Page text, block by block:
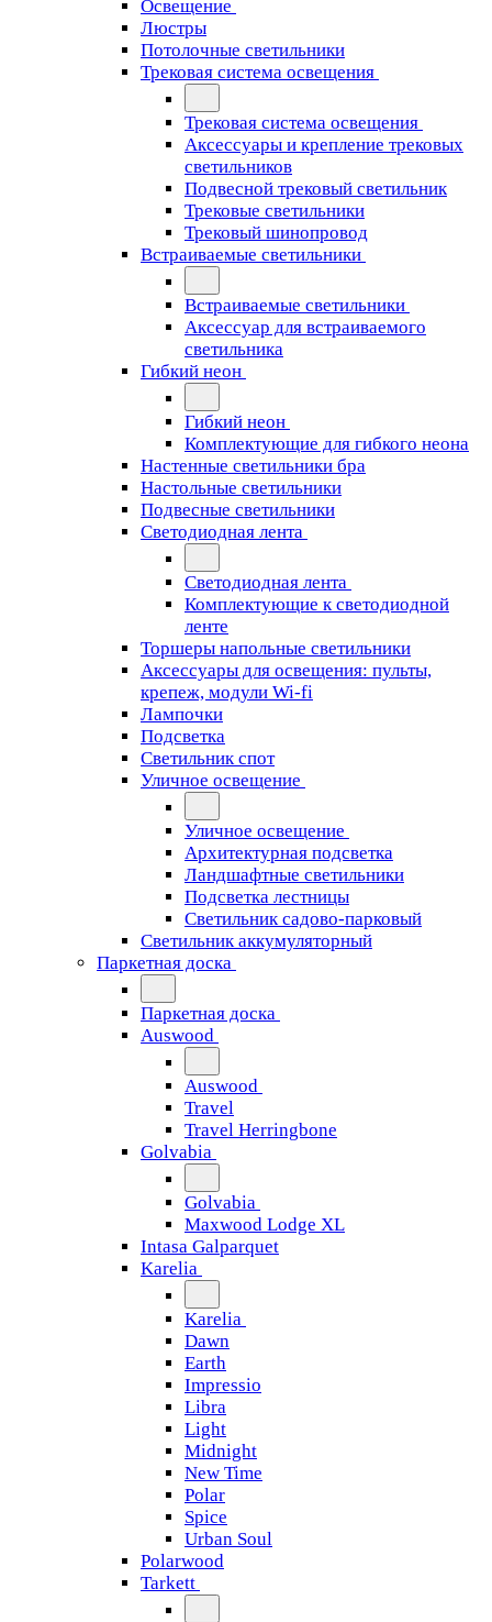
Освещение
Люстры
Потолочные светильники
Трековая система освещения
Трековая система освещения
Аксессуары и крепление трековых
светильников
Подвесной трековый светильник
Трековые светильники
Трековый шинопровод
Встраиваемые светильники
Встраиваемые светильники
Аксессуар для встраиваемого
светильника
Гибкий неон
Гибкий неон
Комплектующие для гибкого неона
Настенные светильники бра
Настольные светильники
Подвесные светильники
Светодиодная лента
Светодиодная лента
Комплектующие к светодиодной
ленте
Торшеры напольные светильники
Аксессуары для освещения: пульты,
крепеж, модули Wi-fi
Лампочки
Подсветка
Светильник спот
Уличное освещение
Уличное освещение
Архитектурная подсветка
Ландшафтные светильники
Подсветка лестницы
Светильник садово-парковый
Светильник аккумуляторный
Паркетная доска
Паркетная доска
Auswood
Auswood
Travel
Travel Herringbone
Golvabia
Golvabia
Maxwood Lodge XL
Intasa Galparquet
Karelia
Karelia
Dawn
Earth
Impressio
Libra
Light
Midnight
New Time
Polar
Spice
Urban Soul
Polarwood
Tarkett